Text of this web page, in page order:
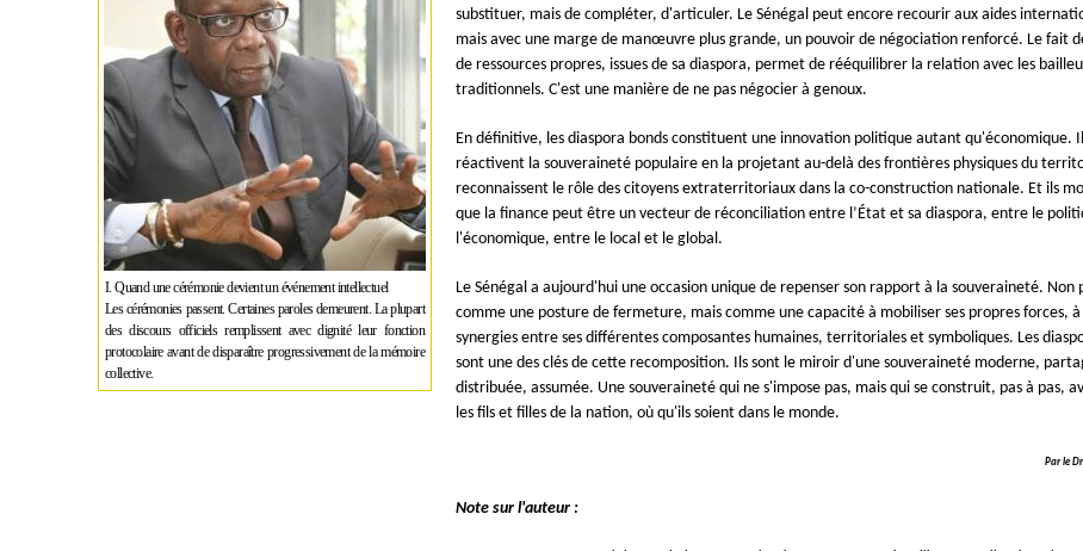
I. Quand une cérémonie devient un événement intellectuel
Les cérémonies passent. Certaines paroles demeurent. La plupart
des discours officiels remplissent avec dignité leur fonction
protocolaire avant de disparaître progressivement de la mémoire
collective.
substituer, mais de compléter, d'articuler. Le Sénégal peut encore recourir aux aides
mais avec une marge de manœuvre plus grande, un pouvoir de négociation renforcé. Le fait
de ressources propres, issues de sa diaspora, permet de rééquilibrer la relation avec les
traditionnels. C'est une manière de ne pas négocier à genoux.
En définitive, les diaspora bonds constituent une innovation politique autant qu'économique.
réactivent la souveraineté populaire en la projetant au-delà des frontières physiques du
reconnaissent le rôle des citoyens extraterritoriaux dans la co-construction nationale. Et ils
que la finance peut être un vecteur de réconciliation entre l’État et sa diaspora, entre le
l'économique, entre le local et le global.
Le Sénégal a aujourd'hui une occasion unique de repenser son rapport à la souveraineté. Non
comme une posture de fermeture, mais comme une capacité à mobiliser ses propres forces,
synergies entre ses différentes composantes humaines, territoriales et symboliques. Les
sont une des clés de cette recomposition. Ils sont le miroir d'une souveraineté moderne,
distribuée, assumée. Une souveraineté qui ne s'impose pas, mais qui se construit, pas à pas,
les fils et filles de la nation, où qu'ils soient dans le monde.
Par le
Note sur l'auteur :